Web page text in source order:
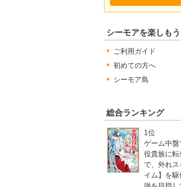
シーモアを楽しも
ご利用ガイド
初めての方へ
シーモア島
総合ランキング
1位
ゲーム中盤
役貴族に転
で、外れス
イム】を